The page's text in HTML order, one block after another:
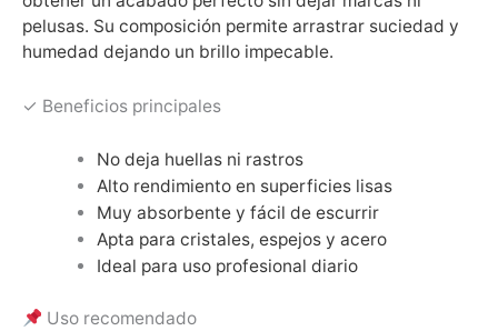
pelusas. Su composición permite arrastrar suciedad y
humedad dejando un brillo impecable.
✓ Beneficios principales
No deja huellas ni rastros
Alto rendimiento en superficies lisas
Muy absorbente y fácil de escurrir
Apta para cristales, espejos y acero
Ideal para uso profesional diario
Uso recomendado